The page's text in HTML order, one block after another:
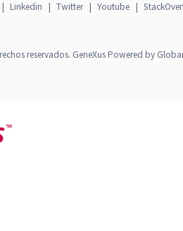
| Linkedin | Twitter | Youtube |
reservados. GeneXus Powered by